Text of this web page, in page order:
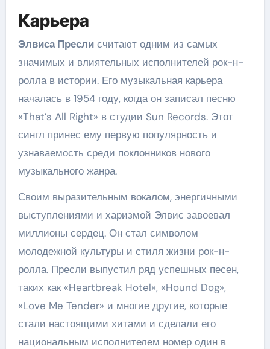
Карьера
Элвиса Преслисчитают одним из самых
значимых и влиятельных исполнителей рок-н-
ролла в истории. Его музыкальная карьера
началась в 1954 году, когда он записал песню
«That’s All Right» в студии Sun Records. Этот
сингл принес ему первую популярность и
узнаваемость среди поклонников нового
музыкального жанра.
Своим выразительным вокалом, энергичными
выступлениями и харизмой Элвис завоевал
миллионы сердец. Он стал символом
молодежной культуры и стиля жизни рок-н-
ролла. Пресли выпустил ряд успешных песен,
таких как «Heartbreak Hotel», «Hound Dog»,
«Love Me Tender» и многие другие, которые
стали настоящими хитами и сделали его
национальным исполнителем номер один в